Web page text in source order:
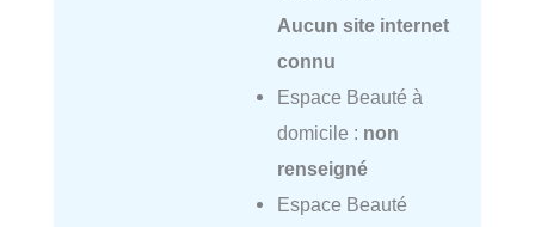
Aucun site internet
connu
Espace Beauté à
domicile : non
renseigné
Espace Beauté